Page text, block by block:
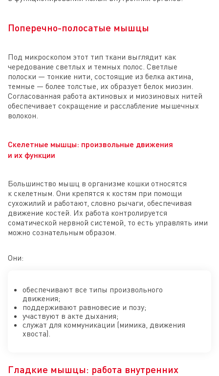
Поперечно-полосатые мышцы
Под микроскопом этот тип ткани выглядит как
чередование светлых и темных полос. Светлые
полоски — тонкие нити, состоящие из белка актина,
темные — более толстые, их образует белок миозин.
Согласованная работа актиновых и миозиновых нитей
обеспечивает сокращение и расслабление мышечных
волокон.
Скелетные мышцы: произвольные движения
и их функции
Большинство мышц в организме кошки относятся
к скелетным. Они крепятся к костям при помощи
сухожилий и работают, словно рычаги, обеспечивая
движение костей. Их работа контролируется
соматической нервной системой, то есть управлять ими
можно сознательным образом.
Они:
обеспечивают все типы произвольного
движения;
поддерживают равновесие и позу;
участвуют в акте дыхания;
служат для коммуникации (мимика, движения
хвоста).
Гладкие мышцы: работа внутренних